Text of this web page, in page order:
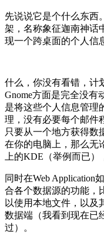
先说说它是个什么东西
架，名称象征迦南神话
现一个跨桌面的个人信
什么，你没有看错，计
Gnome方面是完全没有
是将这些个人信息管理
理，没有必要每个邮件
只要从一个地方获得数
在你的电脑上，那么无
上的KDE（举例而已）
同时在Web Application
合各个数据源的功能，
以使用本地文件，以及
数据端（我看到现在已
过）。